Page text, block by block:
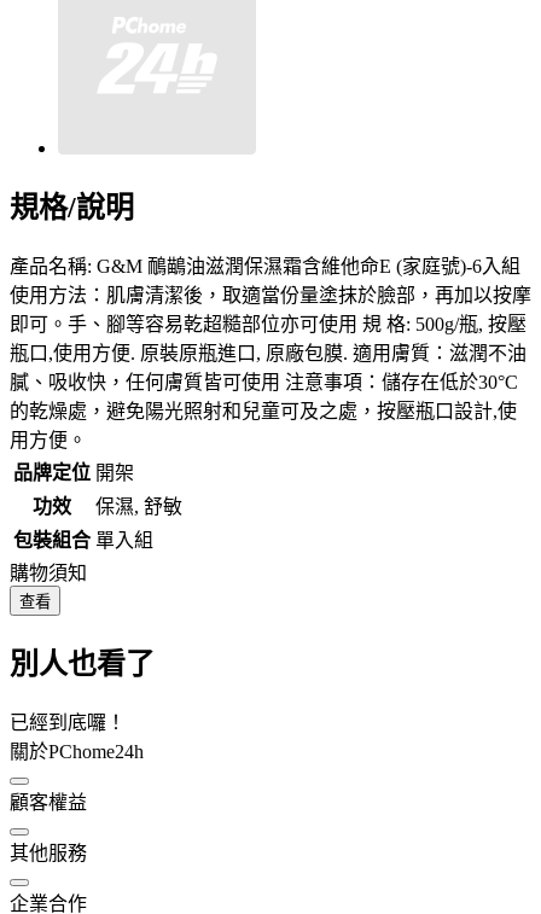
規格/說明
產品名稱: G&M 鴯鶓油滋潤保濕霜含維他命E (家庭號)-6入組
使用方法：肌膚清潔後，取適當份量塗抹於臉部，再加以按摩
即可。手、腳等容易乾超糙部位亦可使用 規 格: 500g/瓶, 按壓
瓶口,使用方便. 原裝原瓶進口, 原廠包膜. 適用膚質：滋潤不油
膩、吸收快，任何膚質皆可使用 注意事項：儲存在低於30°C
的乾燥處，避免陽光照射和兒童可及之處，按壓瓶口設計,使
用方便。
品牌定位 開架
功效
保濕, 舒敏
包裝組合 單入組
購物須知
查看
別人也看了
已經到底囉！
關於PChome24h
顧客權益
其他服務
企業合作